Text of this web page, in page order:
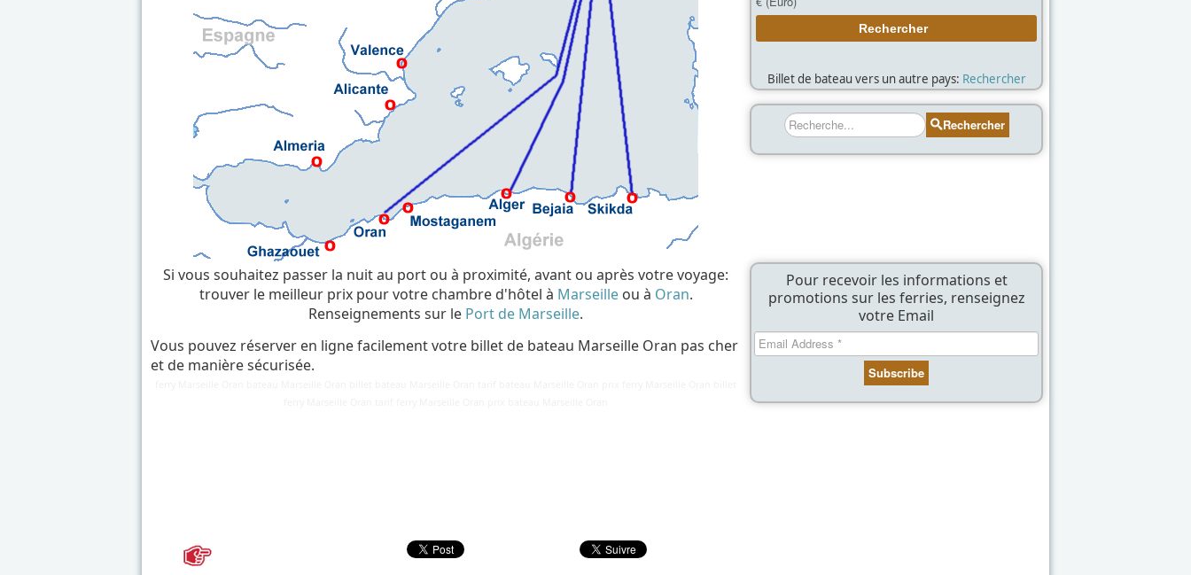
Si vous souhaitez passer la nuit au port ou à proximité, avant ou après votre voyage:
trouver le meilleur prix pour votre chambre d'hôtel à Marseilleou à Oran.
Renseignements sur le Port de Marseille.
Vous pouvez réserver en ligne facilement votre billet de bateau Marseille Oran pas cher
et de manière sécurisée.
Billet de bateau vers un autre pays: Rechercher
Rechercher Rechercher
Pour recevoir les informations et
promotions sur les ferries, renseignez
votre Email